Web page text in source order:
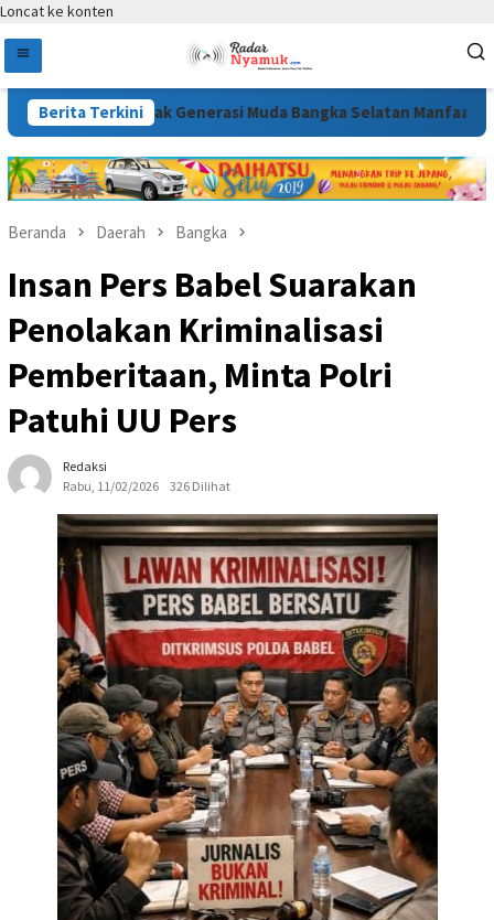
Loncat ke konten
Berita Terkini
Debby Ajak Generasi Muda Bangka Selatan Manfaatkan
Beranda Daerah Bangka
Insan Pers Babel Suarakan
Penolakan Kriminalisasi
Pemberitaan, Minta Polri
Patuhi UU Pers
Redaksi
Rabu, 11/02/2026
326 Dilihat